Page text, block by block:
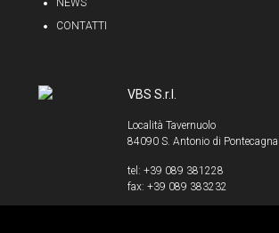
CONTATTI
VBS S.r.l.
Località Tavernuolo
84090 S. Antonio di
tel: +39 089 381228
fax: +39 089 383232